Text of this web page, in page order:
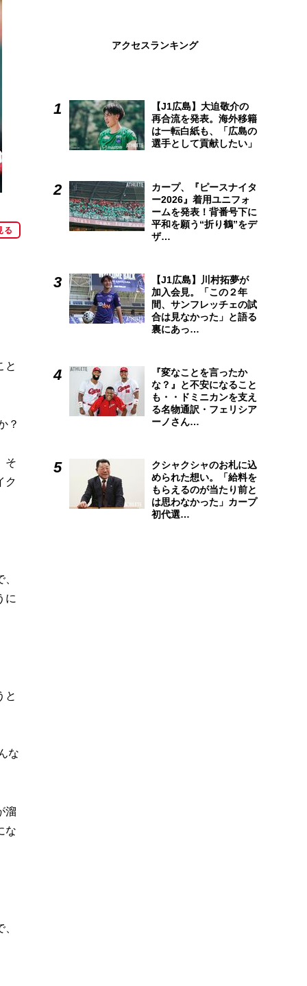
る
と
？
そ
ク
に
と
な
溜
な
アクセスランキング
【J1広島】大迫敬介の
再合流を発表。海外移籍
は一転白紙も、「広島の
選手として貢献したい」
カープ、『ピースナイタ
ー2026』着用ユニフォ
ームを発表！背番号下に
平和を願う“折り鶴”をデ
ザ…
【J1広島】川村拓夢が
加入会見。「この２年
間、サンフレッチェの試
合は見なかった」と語る
裏にあっ…
『変なことを言ったか
な？』と不安になること
も・・ドミニカンを支え
る名物通訳・フェリシア
ーノさん…
クシャクシャのお札に込
められた想い。「給料を
もらえるのが当たり前と
は思わなかった」カープ
初代選…